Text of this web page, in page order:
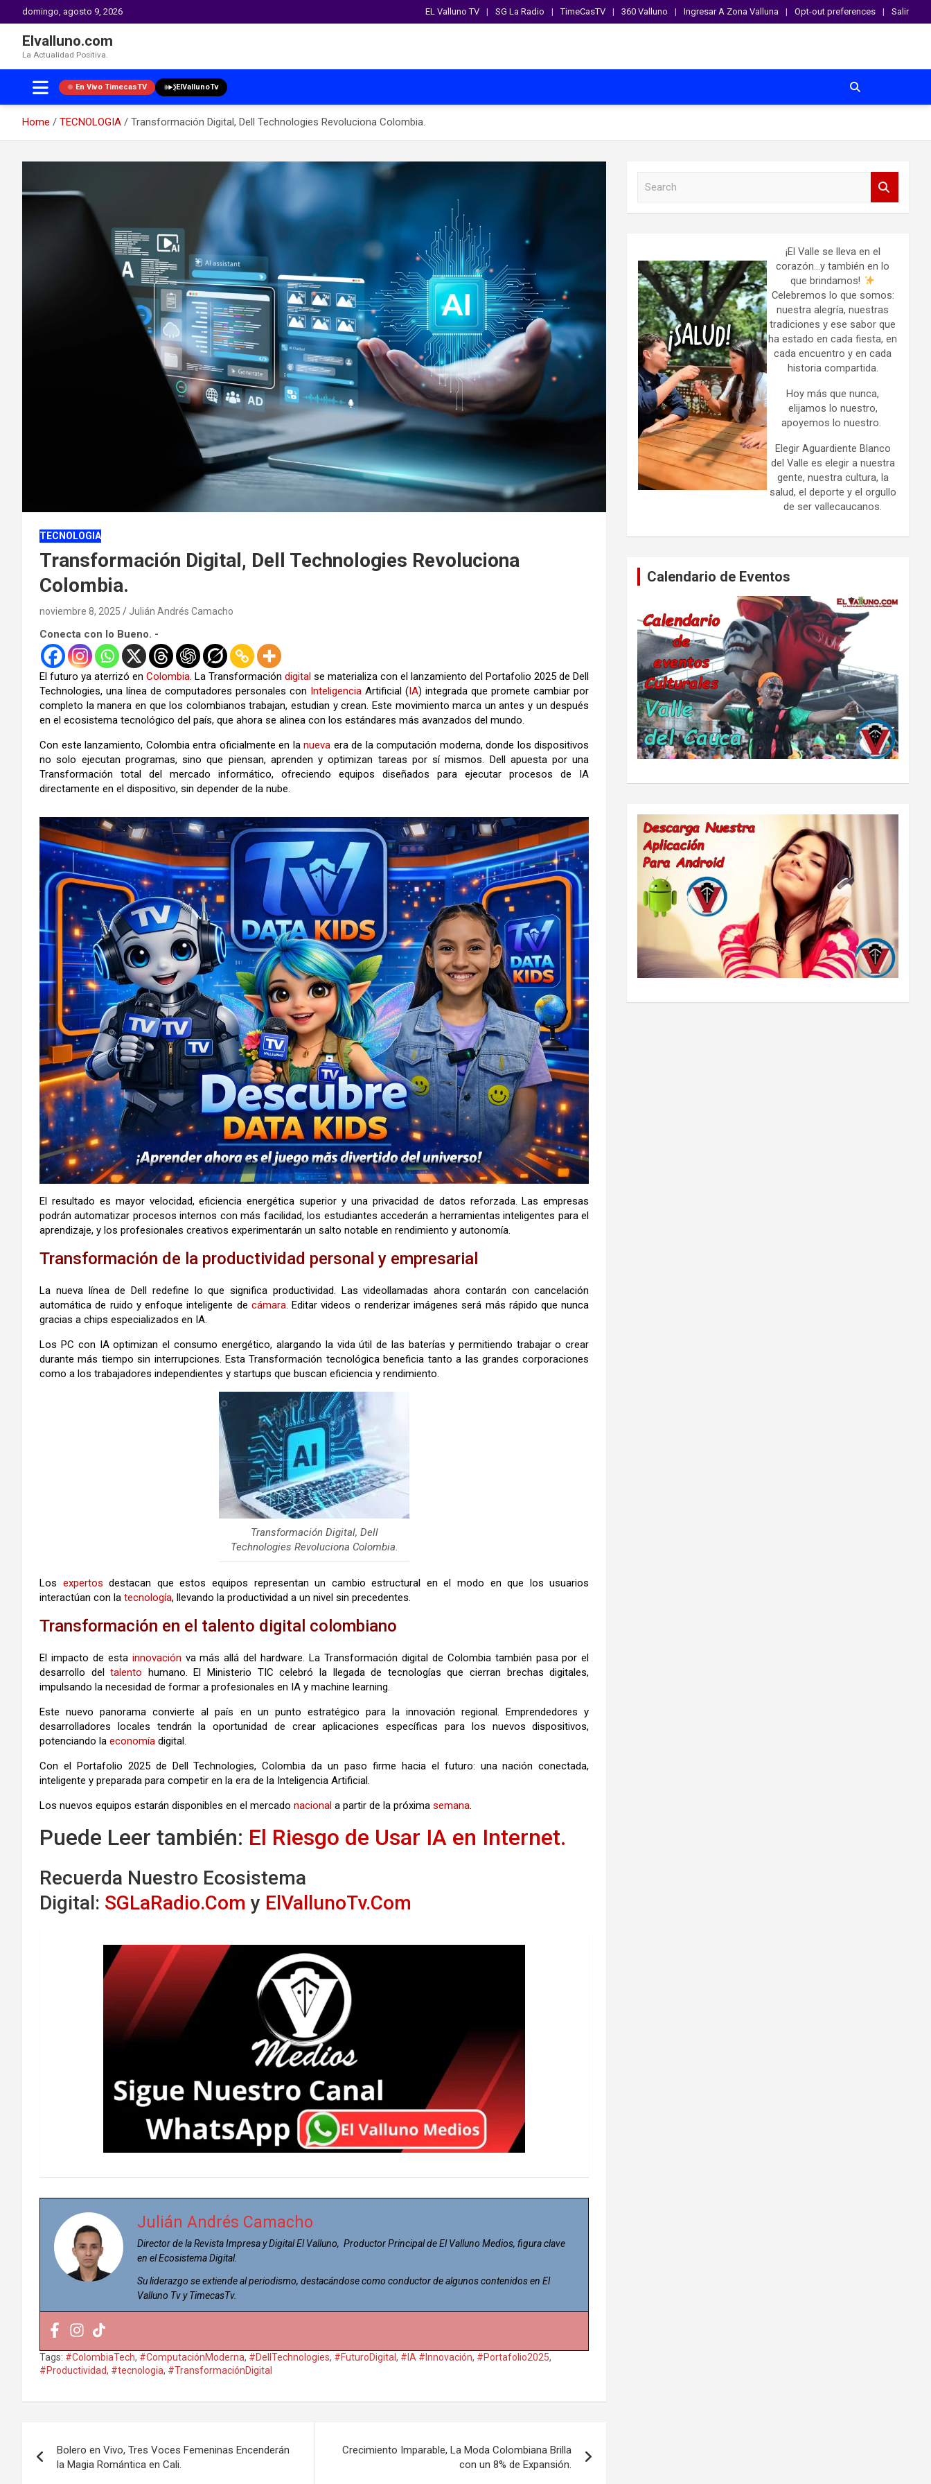
domingo, agosto 9, 2026 EL Valluno TV SG La Radio TimeCasTV 360 Valluno Ingresar A Zona Valluna Opt-out preferences Salir
Elvalluno.com
La Actualidad Positiva.
En Vivo TimecasTV ElVallunoTv
Home TECNOLOGIA
Transformación Digital, Dell Technologies Revoluciona Colombia.
TECNOLOGIA
Transformación Digital, Dell Technologies Revoluciona
Colombia.
noviembre 8, 2025 Julián Andrés Camacho
Conecta con lo Bueno. -
El futuro ya aterrizó enColombia. La Transformacióndigital se materializa con el lanzamiento del Portafolio 2025 de Dell
Technologies, una línea de computadores personales con Inteligencia Artificial (IA) integrada que promete cambiar por
completo la manera en que los colombianos trabajan, estudian y crean. Este movimiento marca un antes y un después
en el ecosistema tecnológico del país, que ahora se alinea con los estándares más avanzados del mundo.
Con este lanzamiento, Colombia entra oficialmente en lanueva era de la computación moderna, donde los dispositivos
no solo ejecutan programas, sino que piensan, aprenden y optimizan tareas por sí mismos. Dell apuesta por una
Transformación total del mercado informático, ofreciendo equipos diseñados para ejecutar procesos de IA
directamente en el dispositivo, sin depender de la nube.
El resultado es mayor velocidad, eficiencia energética superior y una privacidad de datos reforzada. Las empresas
podrán automatizar procesos internos con más facilidad, los estudiantes accederán a herramientas inteligentes para el
aprendizaje, y los profesionales creativos experimentarán un salto notable en rendimiento y autonomía.
Transformación de la productividad personal y empresarial
La nueva línea de Dell redefine lo que significa productividad. Las videollamadas ahora contarán con cancelación
automática de ruido y enfoque inteligente de cámara. Editar videos o renderizar imágenes será más rápido que nunca
gracias a chips especializados en IA.
Los PC con IA optimizan el consumo energético, alargando la vida útil de las baterías y permitiendo trabajar o crear
durante más tiempo sin interrupciones. Esta Transformación tecnológica beneficia tanto a las grandes corporaciones
como a los trabajadores independientes y startups que buscan eficiencia y rendimiento.
Transformación Digital, Dell
Technologies Revoluciona Colombia.
Los expertos destacan que estos equipos representan un cambio estructural en el modo en que los usuarios
interactúan con la tecnología, llevando la productividad a un nivel sin precedentes.
Transformación en el talento digital colombiano
El impacto de esta innovación va más allá del hardware. La Transformación digital de Colombia también pasa por el
desarrollo deltalento humano. El Ministerio TIC celebró la llegada de tecnologías que cierran brechas digitales,
impulsando la necesidad de formar a profesionales en IA y machine learning.
Este nuevo panorama convierte al país en un punto estratégico para la innovación regional. Emprendedores y
desarrolladores locales tendrán la oportunidad de crear aplicaciones específicas para los nuevos dispositivos,
potenciando la economía digital.
Con el Portafolio 2025 de Dell Technologies, Colombia da un paso firme hacia el futuro: una nación conectada,
inteligente y preparada para competir en la era de la Inteligencia Artificial.
Los nuevos equipos estarán disponibles en el mercado nacional a partir de la próxima semana.
Puede Leer también: El Riesgo de Usar IA en Internet.
Recuerda Nuestro Ecosistema
Digital: SGLaRadio.Com y ElVallunoTv.Com
Julián Andrés Camacho
Director de la Revista Impresa y Digital El Valluno, Productor Principal de El Valluno Medios, figura clave
en el Ecosistema Digital.
Su liderazgo se extiende al periodismo, destacándose como conductor de algunos contenidos en El
Valluno Tv y TimecasTv.
Tags: #ColombiaTech, #ComputaciónModerna, #DellTechnologies, #FuturoDigital, #IA #Innovación, #Portafolio2025,
#Productividad, #tecnologia, #TransformaciónDigital
de
Bolero en Vivo, Tres Voces Femeninas Encenderán
la Magia Romántica en Cali.
Crecimiento Imparable, La Moda Colombiana Brilla
con un 8% de Expansión.
¡El Valle se lleva en el
corazón…y también en lo
que brindamos!
Celebremos lo que somos:
nuestra alegría, nuestras
tradiciones y ese sabor que
ha estado en cada fiesta, en
cada encuentro y en cada
historia compartida.
Hoy más que nunca,
elijamos lo nuestro,
apoyemos lo nuestro.
Elegir Aguardiente Blanco
del Valle es elegir a nuestra
gente, nuestra cultura, la
salud, el deporte y el orgullo
de ser vallecaucanos.
Calendario de Eventos